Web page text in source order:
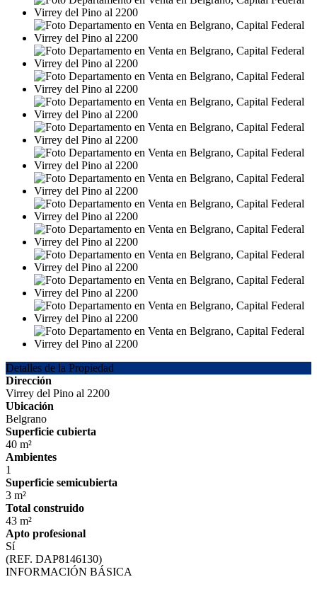
Detalles de la Propiedad
Dirección
Virrey del Pino al 2200
Ubicación
Belgrano
Superficie cubierta
40 m²
Ambientes
1
Superficie semicubierta
3 m²
Total construido
43 m²
Apto profesional
Sí
(REF. DAP8146130)
INFORMACIÓN BÁSICA